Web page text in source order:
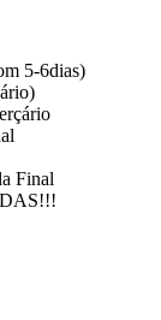
5-6dias)
Final